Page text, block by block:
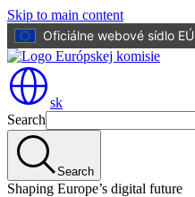
Skip to main content
Oficiálne webové sídlo EÚ
sk
Search
Search
Shaping Europe’s digital future